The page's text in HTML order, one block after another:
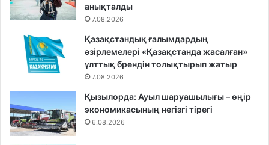
анықталды
7.08.2026
Қазақстандық ғалымдардың
әзірлемелері «Қазақстанда жасалған»
ұлттық брендін толықтырып жатыр
7.08.2026
Қызылорда: Ауыл шаруашылығы – өңір
экономикасының негізгі тірегі
6.08.2026